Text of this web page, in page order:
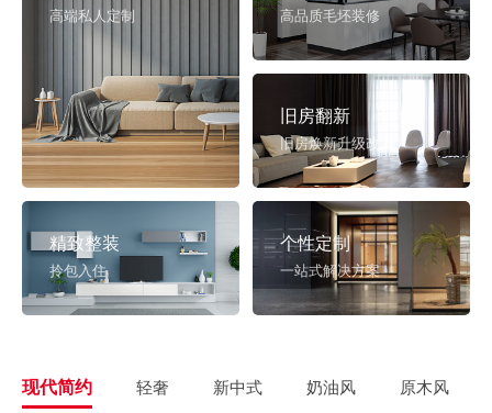
高端私人定制 高品质毛坯装修
旧房翻新
旧房焕新升级改造
精致整装
拎包入住
个性定制
一站式解决方案
现代简约 轻奢 新中式 奶油风 原木风